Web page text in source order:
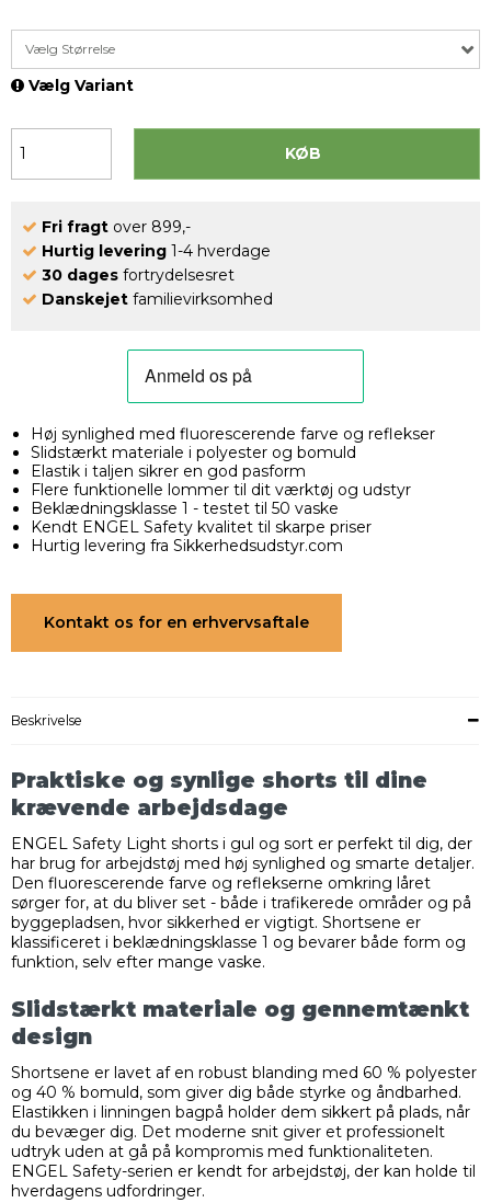
Vælg Størrelse
Vælg Variant
KØB
Fri fragt over 899,-
Hurtig levering 1-4 hverdage
30 dages fortrydelsesret
Danskejet familievirksomhed
Høj synlighed med fluorescerende farve og reflekser
Slidstærkt materiale i polyester og bomuld
Elastik i taljen sikrer en god pasform
Flere funktionelle lommer til dit værktøj og udstyr
Beklædningsklasse 1 - testet til 50 vaske
Kendt ENGEL Safety kvalitet til skarpe priser
Hurtig levering fra Sikkerhedsudstyr.com
Kontakt os for en erhvervsaftale
Beskrivelse
Praktiske og synlige shorts til dine
krævende arbejdsdage
ENGEL Safety Light shorts i gul og sort er perfekt til dig, der
har brug for arbejdstøj med høj synlighed og smarte detaljer.
Den fluorescerende farve og reflekserne omkring låret
sørger for, at du bliver set - både i trafikerede områder og på
byggepladsen, hvor sikkerhed er vigtigt. Shortsene er
klassificeret i beklædningsklasse 1 og bevarer både form og
funktion, selv efter mange vaske.
Slidstærkt materiale og gennemtænkt
design
Shortsene er lavet af en robust blanding med 60 % polyester
og 40 % bomuld, som giver dig både styrke og åndbarhed.
Elastikken i linningen bagpå holder dem sikkert på plads, når
du bevæger dig. Det moderne snit giver et professionelt
udtryk uden at gå på kompromis med funktionaliteten.
ENGEL Safety-serien er kendt for arbejdstøj, der kan holde til
hverdagens udfordringer.